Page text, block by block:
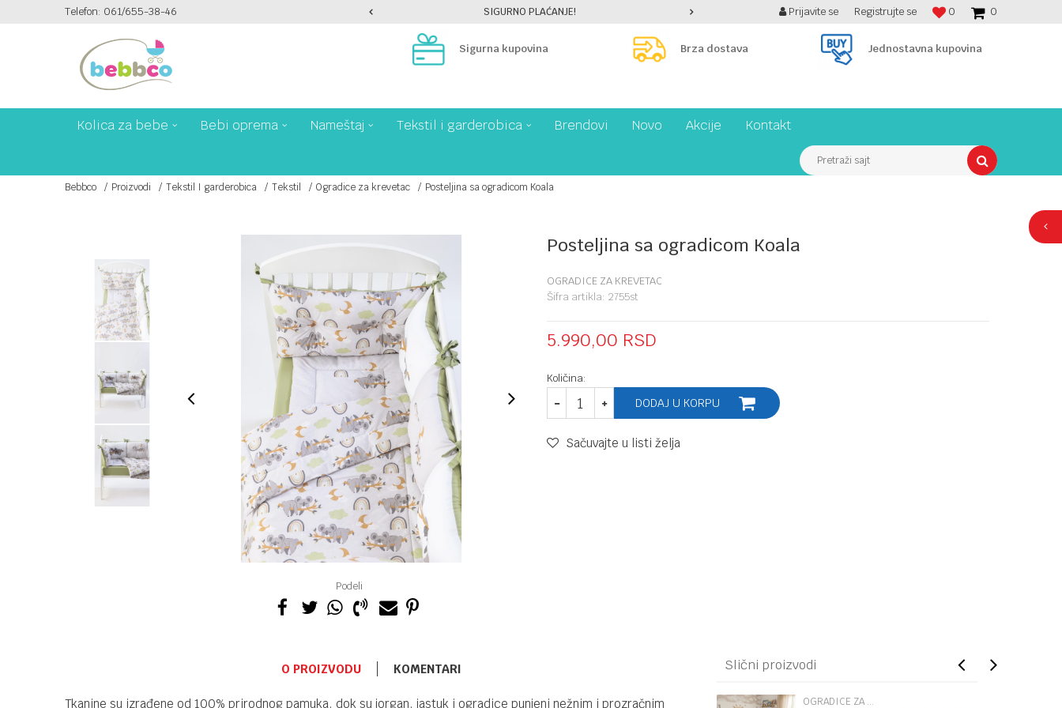
Telefon: 061/655-38-46PLAĆANJE PLATNIM KARTICAMA NA 6 RATA! SIGURNO PLAĆANJE! BESPLATNA ISPORUKA PREKO 7900 din! 0
0
Prijavite se Registrujte se
Sigurna kupovina Brza dostava Jednostavna kupovina
Kolica za bebe Bebi oprema Nameštaj Tekstil i garderobica Brendovi Novo Akcije Kontakt
Pretraži sajt
Bebbco Proizvodi Tekstil I garderobica Tekstil Ogradice za krevetac Posteljina sa ogradicom Koala
Podeli
Posteljina sa ogradicom Koala
OGRADICE ZA KREVETAC
Šifra artikla: 2755st
5.990,00 RSD
Količina:
DODAJ U KORPU
Sačuvajte u listi želja
O PROIZVODU KOMENTARI
Tkanine su izrađene od 100% prirodnog pamuka, dok su jorgan, jastuk i ogradice punjeni nežnim i prozračnim
Slični proizvodi
OGRADICE ZA KREVETAC 7.300,00 OGRADICE ZA KREVETAC